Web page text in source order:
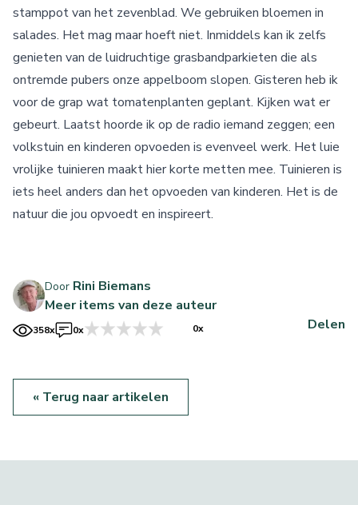
stamppot van het zevenblad. We gebruiken bloemen in
salades. Het mag maar hoeft niet. Inmiddels kan ik zelfs
genieten van de luidruchtige grasbandparkieten die als
ontremde pubers onze appelboom slopen. Gisteren heb ik
voor de grap wat tomatenplanten geplant. Kijken wat er
gebeurt. Laatst hoorde ik op de radio iemand zeggen; een
volkstuin en kinderen opvoeden is evenveel werk. Het luie
vrolijke tuinieren maakt hier korte metten mee. Tuinieren is
iets heel anders dan het opvoeden van kinderen. Het is de
natuur die jou opvoedt en inspireert.
Door Rini Biemans
Meer items van deze auteur
358x 0x 0x Delen
« Terug naar artikelen